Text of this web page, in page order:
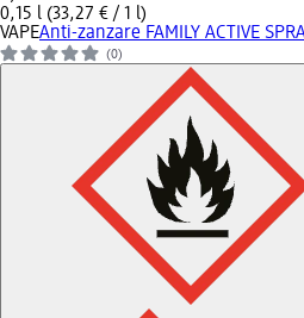
0,15 l (33,27 € / 1 l)
VAPEAnti-zanzare FAMILY ACTIVE
(0)